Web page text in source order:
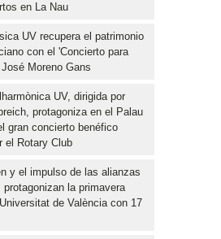
en La Nau
UV recupera el patrimonio
con el 'Concierto para
Moreno Gans
UV, dirigida por
protagoniza en el Palau
gran concierto benéfico
el Rotary Club
y el impulso de las alianzas
la primavera
de València con 17